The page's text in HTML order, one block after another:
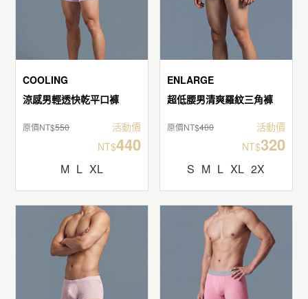
COOLING
涼感男輕透快乾平口褲
原價NT$550
活動價
NT$440
M L XL
ENLARGE
超低腰男清爽羅紋三角褲
原價NT$400
活動價
NT$320
S M L XL 2X